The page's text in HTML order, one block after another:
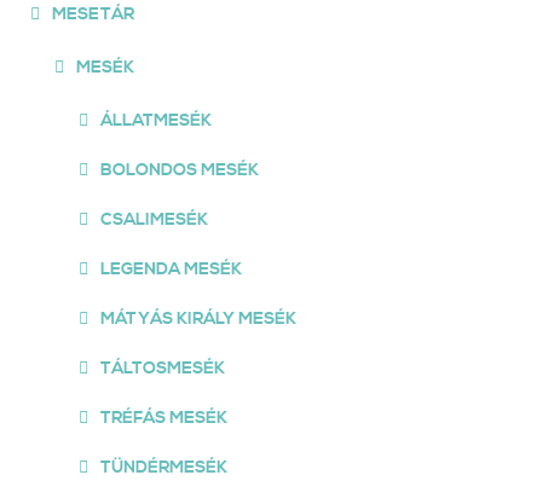
MESETÁR
MESÉK
ÁLLATMESÉK
BOLONDOS MESÉK
CSALIMESÉK
LEGENDA MESÉK
MÁTYÁS KIRÁLY MESÉK
TÁLTOSMESÉK
TRÉFÁS MESÉK
TÜNDÉRMESÉK